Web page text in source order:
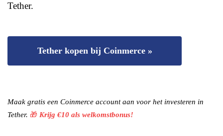
Tether.
Tether kopen bij Coinmerce »
Maak gratis een Coinmerce account aan voor het investeren in
Tether. 🎁 Krijg €10 als welkomstbonus!